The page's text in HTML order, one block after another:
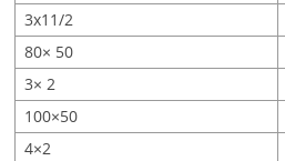
3x11/2
80× 50
3× 2
100×50
4×2